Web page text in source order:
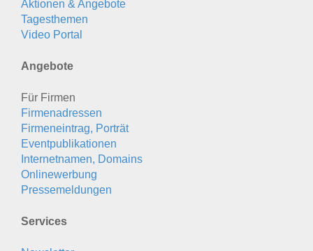
Aktionen & Angebote
Tagesthemen
Video Portal
Angebote
Für Firmen
Firmenadressen
Firmeneintrag, Porträt
Eventpublikationen
Internetnamen, Domains
Onlinewerbung
Pressemeldungen
Services